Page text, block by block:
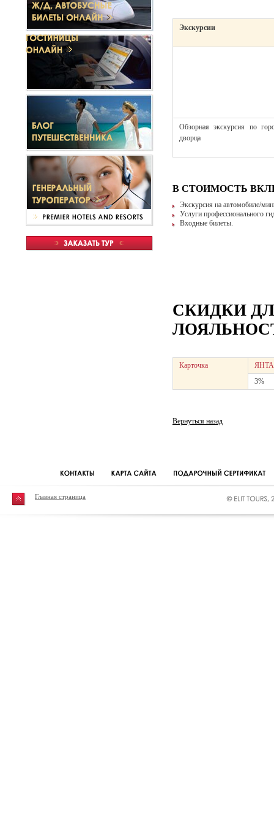
Экскурсии
Обзорная экскурсия по
дворца
В СТОИМОСТЬ
Экскурсия на автомобиле/
Услуги профессионального
Входные билеты.
СКИДКИ
Карточка
3%
Вернуться назад
Главная страница